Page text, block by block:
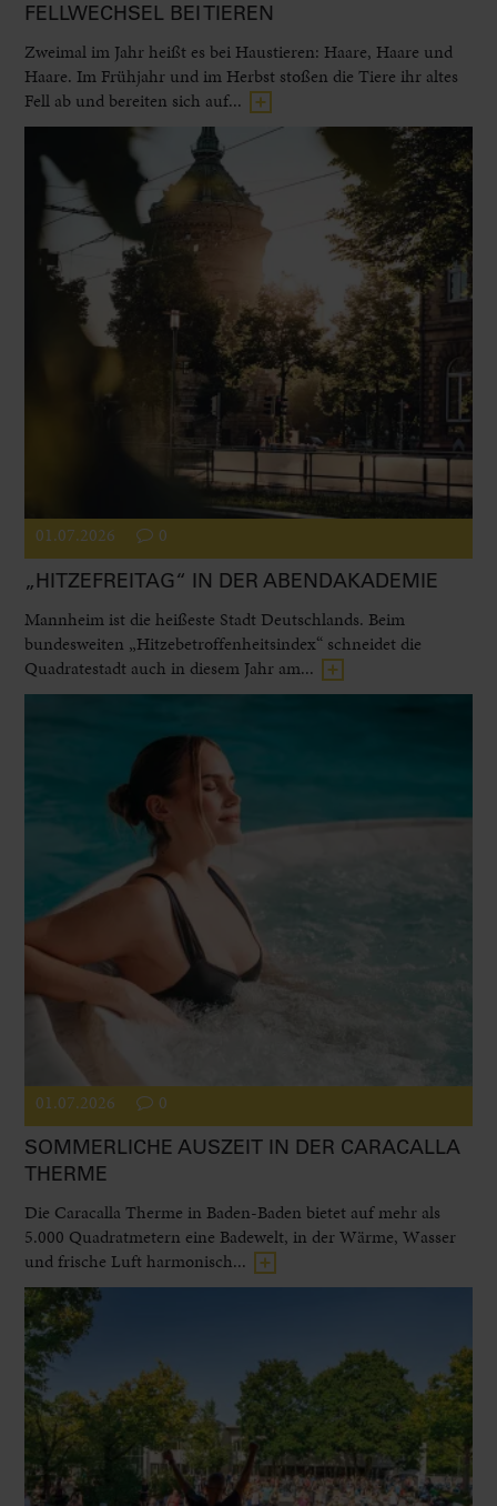
FELLWECHSEL BEI TIEREN
Zweimal im Jahr heißt es bei Haustieren: Haare, Haare und
Haare. Im Frühjahr und im Herbst stoßen die Tiere ihr altes
Fell ab und bereiten sich auf...
01.07.2026 0
„HITZEFREITAG“ IN DER ABENDAKADEMIE
Mannheim ist die heißeste Stadt Deutschlands. Beim
bundesweiten „Hitzebetroffenheitsindex“ schneidet die
Quadratestadt auch in diesem Jahr am...
01.07.2026 0
SOMMERLICHE AUSZEIT IN DER CARACALLA
THERME
Die Caracalla Therme in Baden-Baden bietet auf mehr als
5.000 Quadratmetern eine Badewelt, in der Wärme, Wasser
und frische Luft harmonisch...